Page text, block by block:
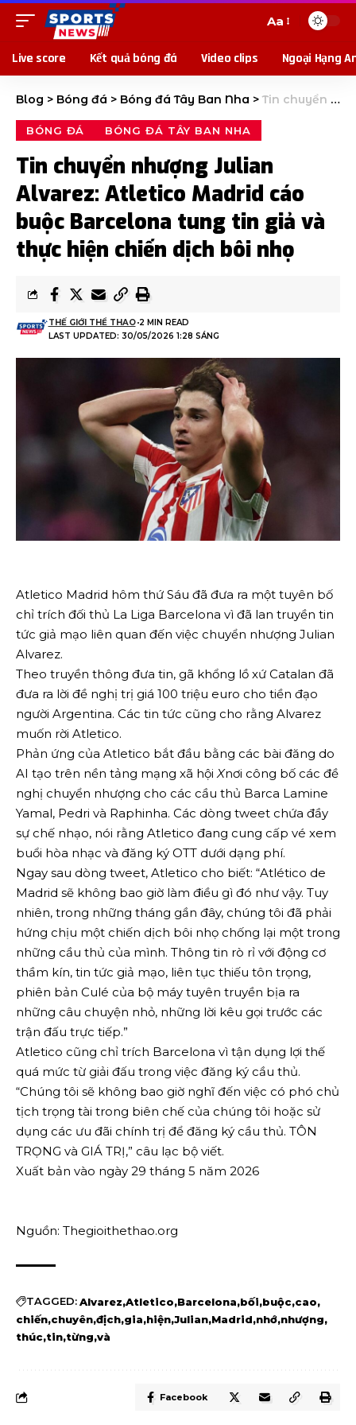
Aa
Live score Kết quả bóng đá Video clips Ngoại Hạng
Blog > Bóng đá > Bóng đá Tây Ban Nha > Tin chuyển nhượng Julian Alvarez: Atletico Madrid cáo buộc Barcelona tung tin giả và thực hiện chiến dịch bôi nhọ
BÓNG ĐÁ BÓNG ĐÁ TÂY BAN NHA
Tin chuyển nhượng Julian
Alvarez: Atletico Madrid cáo
buộc Barcelona tung tin giả và
thực hiện chiến dịch bôi nhọ
LAST UPDATED: 30/05/2026 1:28 SÁNG
THẾ GIỚI THỂ THAO 2 MIN READ
Atletico Madrid hôm thứ Sáu đã đưa ra một tuyên bố
chỉ trích đối thủ La Liga Barcelona vì đã lan truyền tin
tức giả mạo liên quan đến việc chuyển nhượng Julian
Alvarez.
Theo truyền thông đưa tin, gã khổng lồ xứ Catalan đã
đưa ra lời đề nghị trị giá 100 triệu euro cho tiền đạo
người Argentina. Các tin tức cũng cho rằng Alvarez
muốn rời Atletico.
Phản ứng của Atletico bắt đầu bằng các bài đăng do
AI tạo trên nền tảng mạng xã hội Xnơi công bố các đề
nghị chuyển nhượng cho các cầu thủ Barca Lamine
Yamal, Pedri và Raphinha. Các dòng tweet chứa đầy
sự chế nhạo, nói rằng Atletico đang cung cấp vé xem
buổi hòa nhạc và đăng ký OTT dưới dạng phí.
Ngay sau dòng tweet, Atletico cho biết: “Atlético de
Madrid sẽ không bao giờ làm điều gì đó như vậy. Tuy
nhiên, trong những tháng gần đây, chúng tôi đã phải
hứng chịu một chiến dịch bôi nhọ chống lại một trong
những cầu thủ của mình. Thông tin rò rỉ với động cơ
thầm kín, tin tức giả mạo, liên tục thiếu tôn trọng,
phiên bản Culé của bộ máy tuyên truyền bịa ra
những câu chuyện nhỏ, những lời kêu gọi trước các
trận đấu trực tiếp.”
Atletico cũng chỉ trích Barcelona vì tận dụng lợi thế
quá mức từ giải đấu trong việc đăng ký cầu thủ.
“Chúng tôi sẽ không bao giờ nghĩ đến việc có phó chủ
tịch trọng tài trong biên chế của chúng tôi hoặc sử
dụng các ưu đãi chính trị để đăng ký cầu thủ. TÔN
TRỌNG và GIÁ TRỊ,” câu lạc bộ viết.
Xuất bản vào ngày 29 tháng 5 năm 2026
Nguồn: Thegioithethao.org
TAGGED:Alvarez Atletico Barcelona bối buộc cao
chiến chuyên địch gia hiện Julian Madrid nhớ nhượng
thúc tin từng và
Facebook